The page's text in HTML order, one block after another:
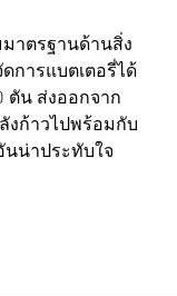
าตรฐานด้านสิ่ง
การแบตเตอรี่ได้
ตัน ส่งออกจาก
งก้าวไปพร้อมกับ
นน่าประทับใจ